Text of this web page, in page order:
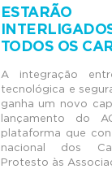
ESTARÃO
TODOS OS
A integração
tecnológica e
ganha um novo
lançamento do
plataforma que
nacional dos
Protesto às